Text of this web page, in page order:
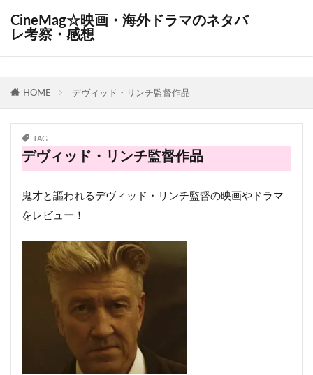
CineMag☆映画・海外ドラマのネタバ
レ考察・感想
HOME デヴィッド・リンチ監督作品
TAG
デヴィッド・リンチ監督作品
鬼才と謳われるデヴィッド・リンチ監督の映画やドラマ
をレビュー！